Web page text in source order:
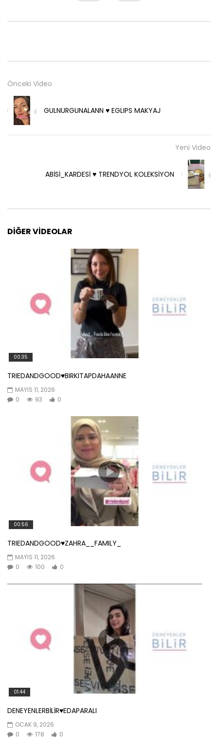
Önceki Video
GULNURGUNALANN ♥️ EGLIPS MAKYAJ
Yeni Video
ABİSİ_KARDESİ ♥️ TRENDYOL KOLEKSİYON
DIĞER VIDEOLAR
00:35
TRIEDANDGOOD♥️BIRKITAPDAHAANNE
MAYIS 11, 2026
0
93 0
00:56
TRIEDANDGOOD♥️ZAHRA__FAMILY_
MAYIS 11, 2026
0
100 0
01:44
DENEYENLERBİLİR♥️EDAPARALI
OCAK 9, 2026
0
178 0